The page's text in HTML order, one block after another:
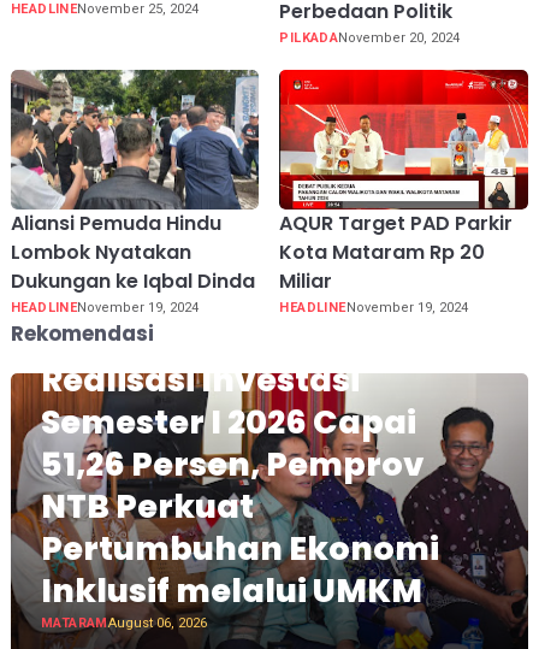
HEADLINENovember 25, 2024 Perbedaan Politik
PILKADANovember 20, 2024
Aliansi Pemuda Hindu
Lombok Nyatakan
Dukungan ke Iqbal Dinda
HEADLINENovember 19, 2024
AQUR Target PAD Parkir
Kota Mataram Rp 20
Miliar
HEADLINENovember 19, 2024
Rekomendasi
Realisasi Investasi
Semester I 2026 Capai
51,26 Persen, Pemprov
NTB Perkuat
Pertumbuhan Ekonomi
Inklusif melalui UMKM
MATARAMAugust 06, 2026